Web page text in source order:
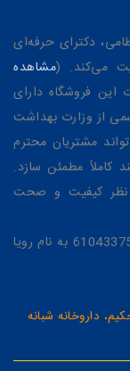
دکترای حرفه‌ای
مشاهده
این فروشگاه دارای
از وزارت بهداشت
مشتریان محترم
کاملاً مطمئن سازد.
نظر کیفیت و صحت
شماره کارت جهت خرید محصولات : 6104337531945416 به نام رویا
داروخانه شبانه